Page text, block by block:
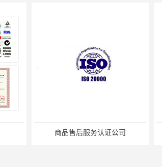
司 无锡ISO认证机构